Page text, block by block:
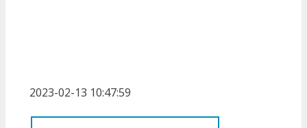
2023-02-13 10:47:59